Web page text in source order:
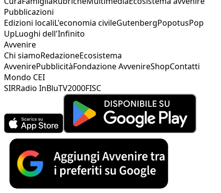
Pubblicazioni
Edizioni localiL'economia civileGutenbergPopotusPop
UpLuoghi dell'Infinito
Avvenire
Chi siamoRedazioneEcosistema
AvvenirePubblicitàFondazione AvvenireShopContatti
Mondo CEI
SIRRadio InBluTV2000FISC